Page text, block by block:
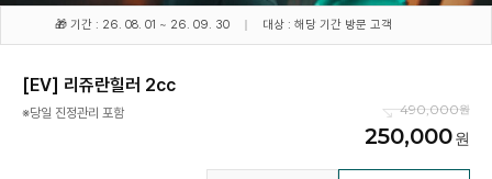
🎁 기간 : 26. 08. 01 ~ 26. 09. 30 대상 : 해당 기간 방문 고객
[EV] 리쥬란힐러 2cc
※당일 진정관리 포함 490,000
250,000